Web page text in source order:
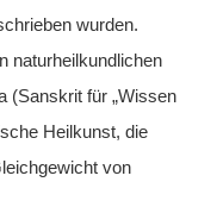
wurden.
naturheilkundlichen
(Sanskrit für „Wissen
Heilkunst, die
von